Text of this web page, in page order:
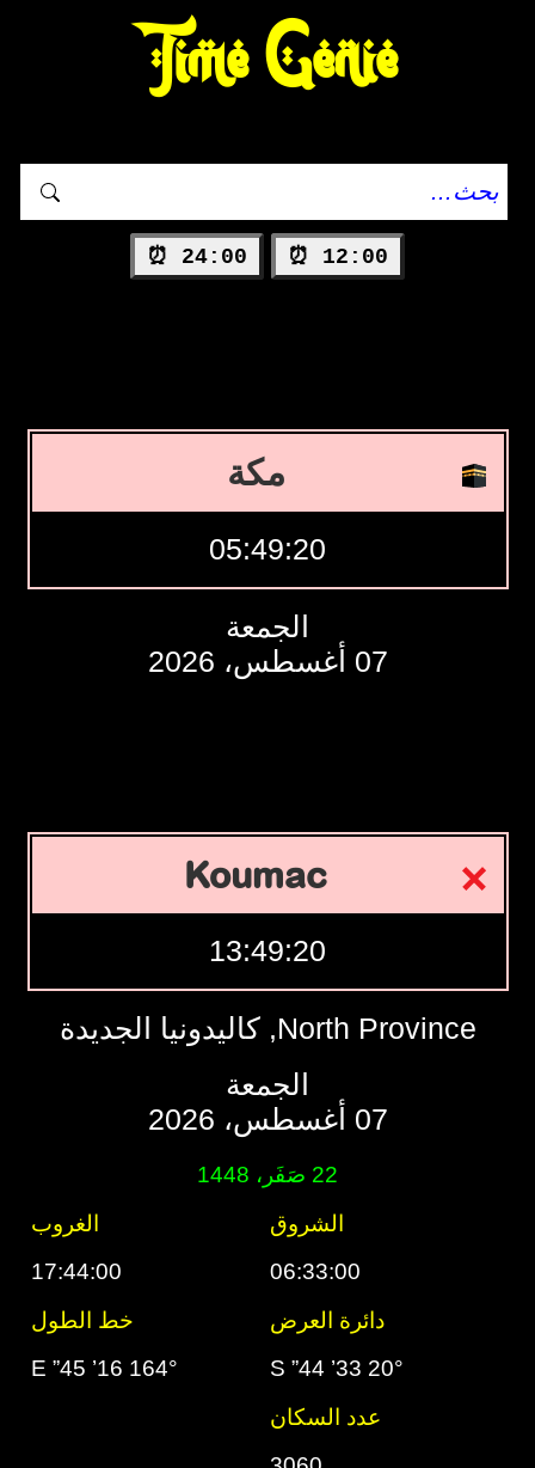
Time Genie
12:00 ⏰
24:00 ⏰
مكة
05:49:21
الجمعة
07 أغسطس، 2026
Koumac
13:49:21
North Province, كاليدونيا الجديدة
الجمعة
07 أغسطس، 2026
22 صَفَر، 1448
الشروق
الغروب
06:33:00
17:44:00
دائرة العرض
خط الطول
20° 33’ 44” S
164° 16’ 45” E
عدد السكان